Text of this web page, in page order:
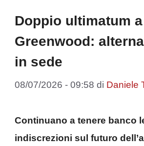
Doppio ultimatum a
Greenwood:
in sede
08/07/2026 - 09:58 di Daniele
Continuano a tenere banco
indiscrezioni sul futuro